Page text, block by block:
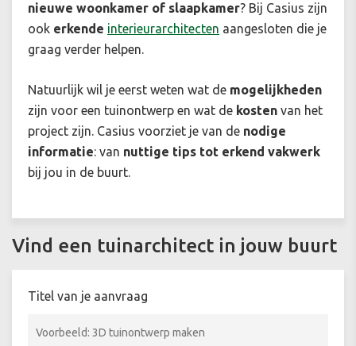
nieuwe woonkamer of slaapkamer? Bij Casius zijn
ook erkende interieurarchitecten aangesloten die je
graag verder helpen.
Natuurlijk wil je eerst weten wat de mogelijkheden
zijn voor een tuinontwerp en wat de kosten van het
project zijn. Casius voorziet je van de nodige
informatie: van nuttige tips tot erkend vakwerk
bij jou in de buurt.
Vind een tuinarchitect in jouw buurt
Titel van je aanvraag